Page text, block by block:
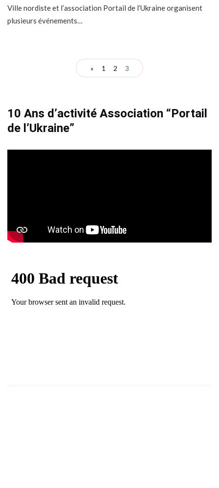
Ville nordiste et l’association Portail de l’Ukraine organisent
plusieurs événements…
« 1 2 3
10 Ans d’activité Association “Portail
de l’Ukraine”